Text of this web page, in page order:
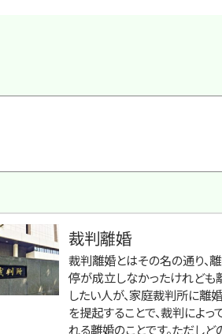
裁判離婚
裁判離婚とはその名の通り、
停が成立しなかったけれども
したい人が、家庭裁判所に離
を提起することで、裁判によっ
れる離婚のことです。ただしど